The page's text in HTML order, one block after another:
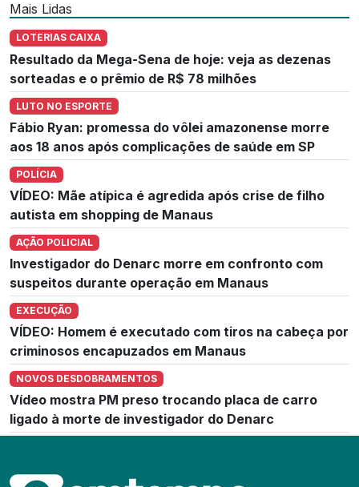
Mais Lidas
LOTERIAS CAIXA
Resultado da Mega-Sena de hoje: veja as dezenas
sorteadas e o prêmio de R$ 78 milhões
LUTO NO ESPORTE
Fábio Ryan: promessa do vôlei amazonense morre
aos 18 anos após complicações de saúde em SP
POLÍCIA
VÍDEO: Mãe atípica é agredida após crise de filho
autista em shopping de Manaus
AÇÃO POLICIAL
Investigador do Denarc morre em confronto com
suspeitos durante operação em Manaus
EXECUÇÃO
VÍDEO: Homem é executado com tiros na cabeça por
criminosos encapuzados em Manaus
NOVOS DESDOBRAMENTOS
Vídeo mostra PM preso trocando placa de carro
ligado à morte de investigador do Denarc